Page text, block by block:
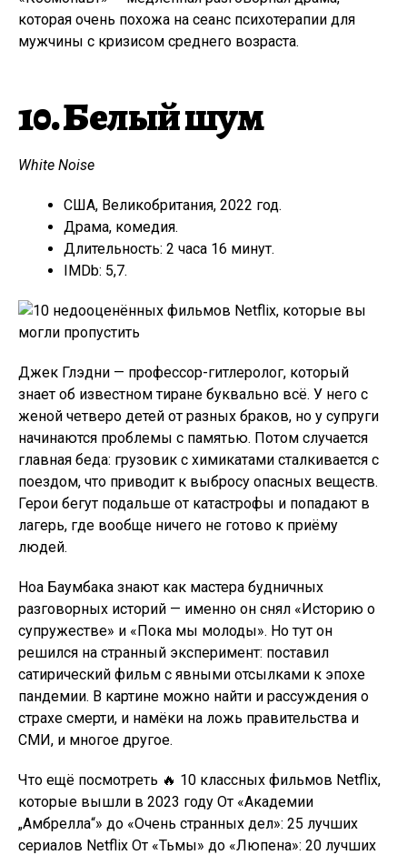
которая очень похожа на сеанс психотерапии для
мужчины с кризисом среднего возраста.
10. Белый шум
White Noise
США, Великобритания, 2022 год.
Драма, комедия.
Длительность: 2 часа 16 минут.
IMDb: 5,7.
Джек Глэдни — профессор-гитлеролог, который
знает об известном тиране буквально всё. У него с
женой четверо детей от разных браков, но у супруги
начинаются проблемы с памятью. Потом случается
главная беда: грузовик с химикатами сталкивается с
поездом, что приводит к выбросу опасных веществ.
Герои бегут подальше от катастрофы и попадают в
лагерь, где вообще ничего не готово к приёму
людей.
Ноа Баумбака знают как мастера будничных
разговорных историй — именно он снял «Историю о
супружестве» и «Пока мы молоды». Но тут он
решился на странный эксперимент: поставил
сатирический фильм с явными отсылками к эпохе
пандемии. В картине можно найти и рассуждения о
страхе смерти, и намёки на ложь правительства и
СМИ, и многое другое.
Что ещё посмотреть 🔥 10 классных фильмов Netflix,
которые вышли в 2023 году От «Академии
„Амбрелла“» до «Очень странных дел»: 25 лучших
сериалов Netflix От «Тьмы» до «Люпена»: 20 лучших